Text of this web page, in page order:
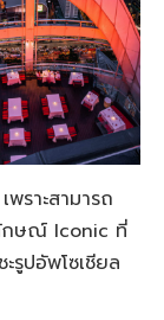
ราะสามารถ
กษณ์ Iconic ที่
รูปอัพโซเชียล